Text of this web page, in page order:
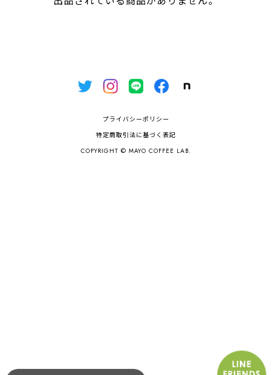
プライバシーポリシー
特定商取引法に基づく表記
COPYRIGHT © MAYO COFFEE LAB.